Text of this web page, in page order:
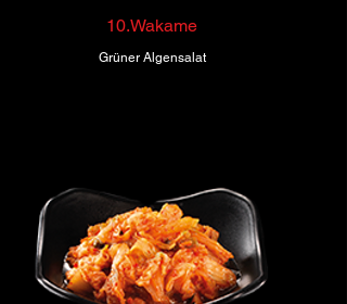
10.Wakame
Grüner Algensalat